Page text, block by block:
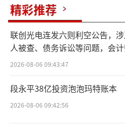
据媒体5月16日消息
内部正在进行新一轮全
优化比例超过 18%。
车近3.16万人，同比增
来计算，这轮优化涉及
言，销售服务运营部门优
精彩推荐
联创光电连发六则利空公告，
人被查、债务诉讼等问题，会
所曾出具“保留意见”
2026-08-06 09:43:47
段永平38亿投资泡泡玛特账本
2026-08-06 09:42:56